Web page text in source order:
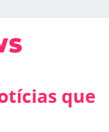
que